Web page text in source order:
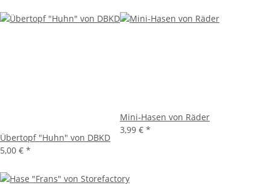
Übertopf "Huhn" von DBKD
5,00 € *
Mini-Hasen von Räder
3,99 € *